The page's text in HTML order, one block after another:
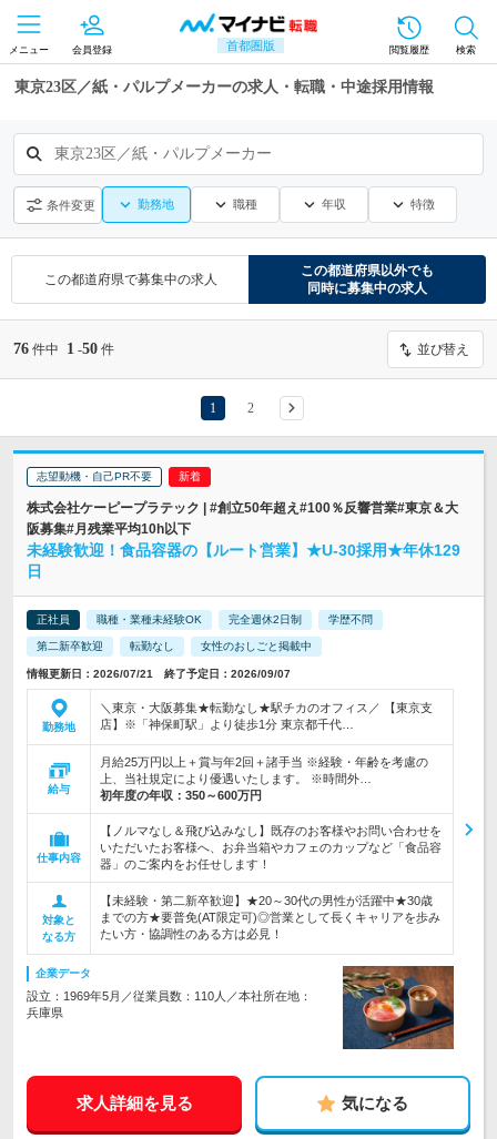
首都圏版
メニュー 会員登録 閲覧履歴 検索
東京23区／紙・パルプメーカーの求人・転職・中途採用情報
東京23区／紙・パルプメーカー
条件変更 勤務地 職種 年収 特徴
この都道府県で募集中の求人
この都道府県以外でも
同時に募集中の求人
76 件中 1 -50 件 並び替え
1 2
志望動機・自己PR不要
株式会社ケーピープラテック | #創立50年超え#100％反響営業#東京＆大
阪募集#月残業平均10h以下
未経験歓迎！食品容器の【ルート営業】★U-30採用★年休129
日
正社員 職種・業種未経験OK 完全週休2日制 学歴不問
第二新卒歓迎 転勤なし 女性のおしごと掲載中
情報更新日：2026/07/21 終了予定日：2026/09/07
勤務地
＼東京・大阪募集★転勤なし★駅チカのオフィス／ 【東京支
店】※「神保町駅」より徒歩1分 東京都千代…
給与
月給25万円以上＋賞与年2回＋諸手当 ※経験・年齢を考慮の
上、当社規定により優遇いたします。 ※時間外…
初年度の年収： 350～600万円
仕事内容
【ノルマなし＆飛び込みなし】既存のお客様やお問い合わせを
いただいたお客様へ、お弁当箱やカフェのカップなど「食品容
器」のご案内をお任せします！
対象と
なる方
【未経験・第二新卒歓迎】★20～30代の男性が活躍中★30歳
までの方★要普免(AT限定可)◎営業として長くキャリアを歩み
たい方・協調性のある方は必見！
企業データ
設立：1969年5月／従業員数：110人／本社所在地：
兵庫県
求人詳細を見る 気になる